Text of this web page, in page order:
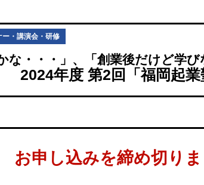
ー・講演会・研修
な・・・」、「創業後だけど学
2024年度 第2回「福岡起業
お申し込みを締め切り